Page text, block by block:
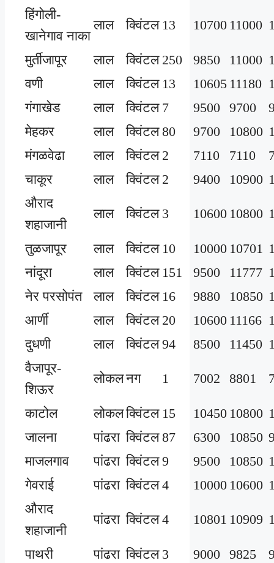
हिंगोली-
खानेगाव नाका
लाल क्विंटल 13 10700 11000
मुर्तीजापूर लाल क्विंटल 250 9850 11000
वणी
लाल क्विंटल 13 10605 11180
गंगाखेड
लाल क्विंटल 7 9500 9700
मेहकर
लाल क्विंटल 80 9700 10800
मंगळवेढा
लाल क्विंटल 2 7110 7110
चाकूर
लाल क्विंटल 2 9400 10900
औराद
शहाजानी
लाल क्विंटल 3 10600 10800
तुळजापूर लाल क्विंटल 10 10000 10701
नांदूरा
लाल क्विंटल 151 9500 11777
नेर परसोपंत
लाल क्विंटल 16 9880 10850
आर्णी
लाल क्विंटल 20 10600 11166
दुधणी
लाल क्विंटल 94 8500 11450
वैजापूर-
शिऊर
लोकलनग 1 7002 8801
काटोल लोकलक्विंटल 15 10450 10800
जालना
पांढरा क्विंटल 87 6300 10850
माजलगाव
पांढरा क्विंटल 9 9500 10850
गेवराई
पांढरा क्विंटल 4 10000 10600
औराद
शहाजानी
पांढरा क्विंटल 4 10801 10909
पाथरी पांढरा क्विंटल 3 9000 9825